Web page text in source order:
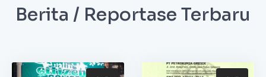
Berita / Reportase Terbaru